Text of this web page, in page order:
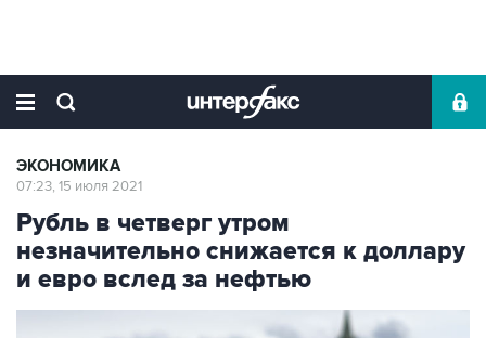
ЭКОНОМИКА
07:23, 15 июля 2021
Рубль в четверг утром
незначительно снижается к доллару
и евро вслед за нефтью